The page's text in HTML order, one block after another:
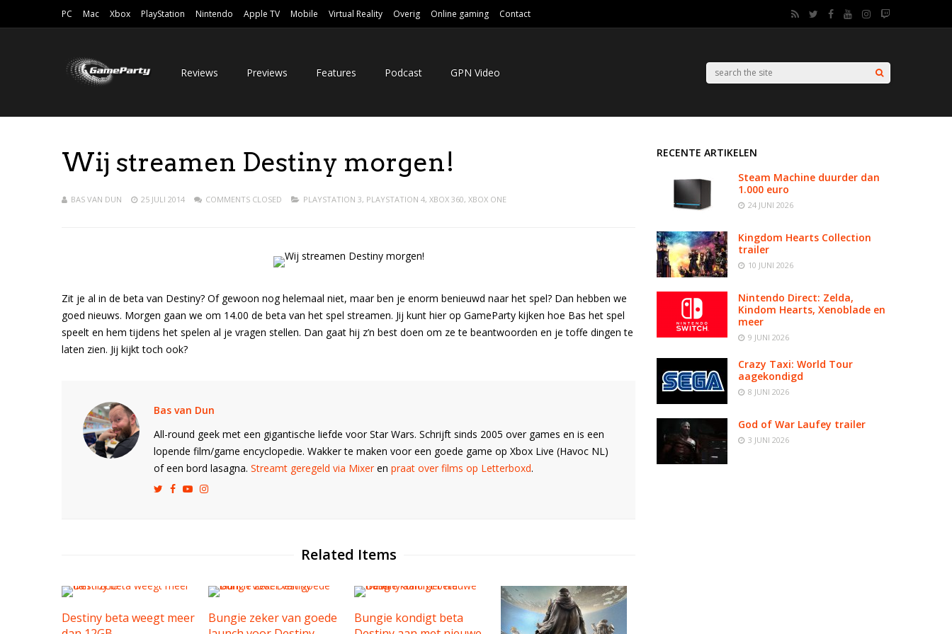
PC Mac Xbox PlayStation Nintendo Apple TV Mobile Virtual Reality Overig Online gaming Contact
Reviews Previews Features Podcast GPN Video
Wij streamen Destiny morgen!
BAS VAN DUN 25 JULI 2014 COMMENTS CLOSED PLAYSTATION 3, PLAYSTATION 4, XBOX 360, XBOX ONE
Zit je al in de beta van Destiny? Of gewoon nog helemaal niet, maar ben je enorm benieuwd naar het spel? Dan hebben we
goed nieuws. Morgen gaan we om 14.00 de beta van het spel streamen. Jij kunt hier op GameParty kijken hoe Bas het spel
speelt en hem tijdens het spelen al je vragen stellen. Dan gaat hij z’n best doen om ze te beantwoorden en je toffe dingen te
laten zien. Jij kijkt toch ook?
Bas van Dun
All-round geek met een gigantische liefde voor Star Wars. Schrijft sinds 2005 over games en is een
lopende film/game encyclopedie. Wakker te maken voor een goede game op Xbox Live (Havoc NL)
of een bord lasagna. Streamt geregeld via Mixeren praat over films op Letterboxd.
Related Items
Destiny beta weegt meer
Bungie zeker van goede
Bungie kondigt beta
RECENTE ARTIKELEN
Steam Machine duurder dan
1.000 euro
24 JUNI 2026
Kingdom Hearts Collection
trailer
10 JUNI 2026
Nintendo Direct: Zelda,
Kindom Hearts, Xenoblade en
meer
9 JUNI 2026
Crazy Taxi: World Tour
aagekondigd
8 JUNI 2026
God of War Laufey trailer
3 JUNI 2026